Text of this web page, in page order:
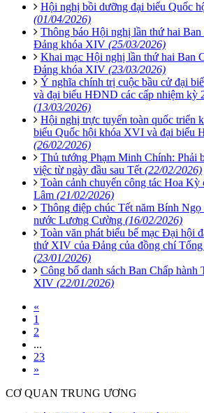
Hội nghị bồi dưỡng đại biểu Quốc
(01/04/2026)
Thông báo Hội nghị lần thứ hai
Đảng khóa XIV (25/03/2026)
Khai mạc Hội nghị lần thứ hai Ban
Đảng khóa XIV (23/03/2026)
Ý nghĩa chính trị cuộc bầu cử đại
và đại biểu HĐND các cấp nhiệm kỳ
(13/03/2026)
Hội nghị trực tuyến toàn quốc triển
biểu Quốc hội khóa XVI và đại biểu
(26/02/2026)
Thủ tướng Phạm Minh Chính: Phải
việc từ ngày đầu sau Tết (22/02/2026)
Toàn cảnh chuyến công tác Hoa
Lâm (21/02/2026)
Thông điệp chúc Tết năm Bính Ngọ
nước Lương Cường (16/02/2026)
Toàn văn phát biểu bế mạc Đại hội
thứ XIV của Đảng của đồng chí
(23/01/2026)
Công bố danh sách Ban Chấp
XIV (22/01/2026)
«
1
2
...
23
»
CƠ QUAN TRUNG ƯƠNG